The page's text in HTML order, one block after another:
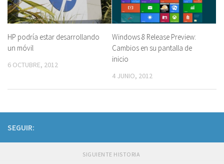
HP podría estar desarrollando
un móvil
6 OCTUBRE, 2012
Windows 8 Release Preview:
Cambios en su pantalla de
inicio
4 JUNIO, 2012
SEGUIR:
SIGUIENTE HISTORIA